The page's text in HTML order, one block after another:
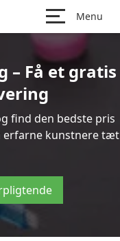
Menu
– Få et gratis
find den bedste pris
erfarne kunstnere tæt